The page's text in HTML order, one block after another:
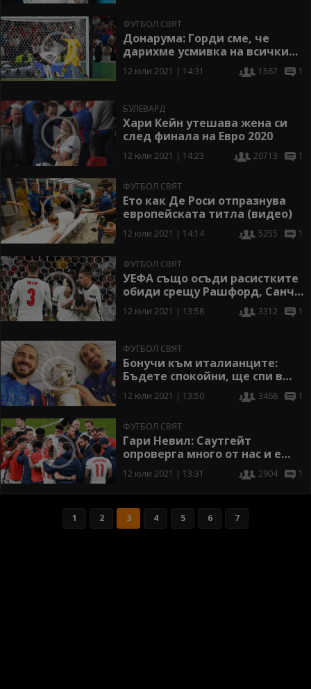
ФУТБОЛ СВЯТ
Донарума: Горди сме, че
дарихме усмивка на всички
италианци
12 юли 2021 | 14:31 1567 1
БУЛЕВАРД
Хари Кейн утешава жена си
след финала на Евро 2020
12 юли 2021 | 14:23 20713 1
ФУТБОЛ СВЯТ
Ето как Де Роси отпразнува
европейската титла (видео)
12 юли 2021 | 14:14 5255 1
ФУТБОЛ СВЯТ
УЕФА също осъди расистките
обиди срещу Рашфорд, Санчо
и Сака
12 юли 2021 | 13:58 3312 1
ФУТБОЛ СВЯТ
Бонучи към италианците:
Бъдете спокойни, ще спи в
сигурни ръце
12 юли 2021 | 13:50 3468 1
ФУТБОЛ СВЯТ
Гари Невил: Саутгейт
опроверга много от нас и е
абсолютна глупост да се
съмняваме в решенията му
12 юли 2021 | 13:31 2904 1
1 2 3 4 5 6 7